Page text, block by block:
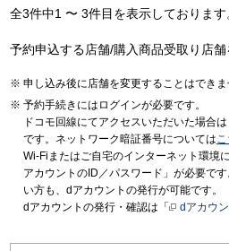
全3件中1 〜 3件目を表示しておりま
予約申込する店舗/購入商品受取り店舗
申し込み後に店舗を変更することはできま
予約手続きにはログインが必要です。
ドコモ回線にてアクセスいただいた場合
です。ネットワーク暗証番号については
Wi-Fiまたはご自宅のインターネット環境
アカウントのID／パスワード」が必要で
い方も、dアカウントの発行が可能です。
dアカウントの発行・確認は「
dアカウ